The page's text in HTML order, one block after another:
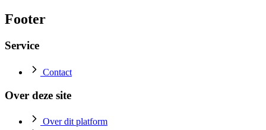
Footer
Service
Contact
Over deze site
Over dit platform